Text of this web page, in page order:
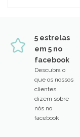
5 estrelas
em 5 no
facebook
Descubra o
que os nossos
clientes
dizem sobre
nós no
facebook